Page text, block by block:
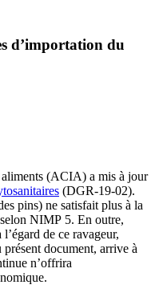
d’importation du
aliments (ACIA) a mis à jour
(DGR-19-02).
pins) ne satisfait plus à la
NIMP 5. En outre,
de ce ravageur,
document, arrive à
n’offrira